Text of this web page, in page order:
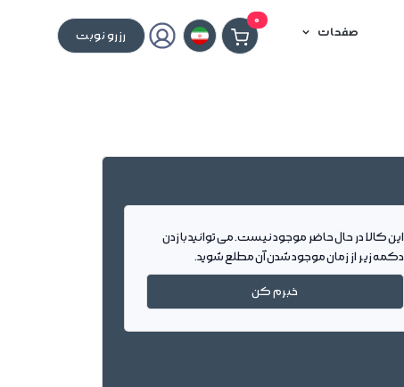
0
رزرو نوبت صفحات
این کالا در حال حاضر موجود نیست. می توانید با زدن
دکمه زیر از زمان موجود شدن آن مطلع شوید.
خبرم کن